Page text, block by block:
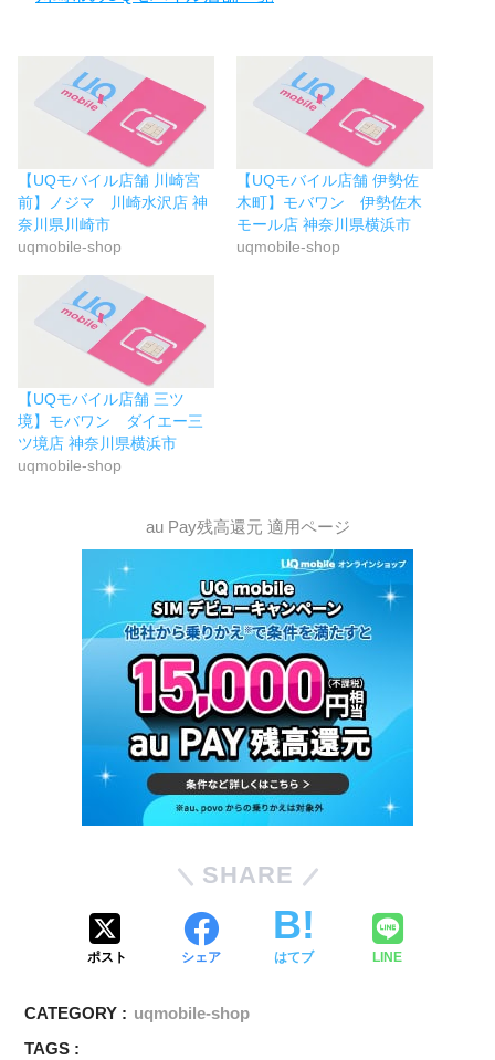
【UQモバイル店舗 川崎宮
前】ノジマ 川崎水沢店 神
奈川県川崎市
uqmobile-shop
【UQモバイル店舗 伊勢佐
木町】モバワン 伊勢佐木
モール店 神奈川県横浜市
uqmobile-shop
【UQモバイル店舗 三ツ
境】モバワン ダイエー三
ツ境店 神奈川県横浜市
uqmobile-shop
au Pay残高還元 適用ページ
SHARE
ポスト シェア はてブ LINE
CATEGORY : uqmobile-shop
TAGS :